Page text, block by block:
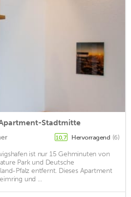
Stadtmitte
10,7 Hervorragend (6)
ist nur 15 Gehminuten von
Park und Deutsche
Pfalz entfernt. Dieses Apartment
und ...